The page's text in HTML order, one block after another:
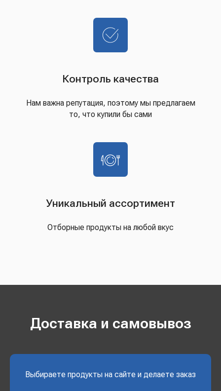
Контроль качества
Нам важна репутация, поэтому мы предлагаем
то, что купили бы сами
Уникальный ассортимент
Отборные продукты на любой вкус
Доставка и самовывоз
Выбираете продукты на сайте и делаете заказ